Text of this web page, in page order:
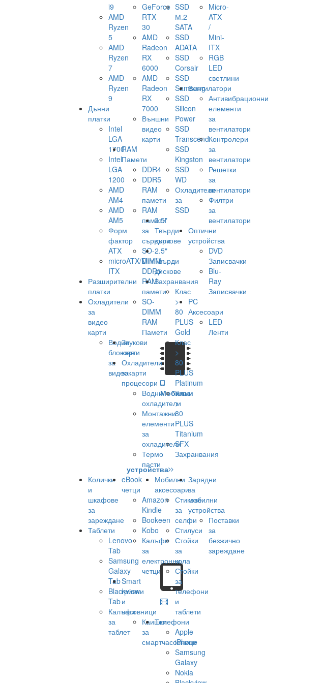
i9
AMD
Ryzen
5
AMD
Ryzen
7
AMD
Ryzen
9
Дънни
платки
Intel
LGA
1700
Intel
LGA
1200
AMD
AM4
AMD
AM5
Форм
фактор
ATX
microATX/Mini-
ITX
Разширителни
платки
Охладители
за
видео
карти
Водни
блокове
за
видеокарти
GeForce
RTX
30
AMD
Radeon
RX
6000
AMD
Radeon
RX
7000
Външни
видео
карти
RAM
Памети
DDR4
DDR5
RAM
памети
RAM
памети
за
сървъри
SO-
DIMM
DDR5
RAM
памети
SO-
DIMM
RAM
Памети
Звукови
карти
Охладители
за
процесори
Водни
охладители
Монтажни
елементи
за
охладители
Термо
пасти
SSD
М.2
SATA
SSD
ADATA
SSD
Corsair
SSD
Samsung
SSD
Silicon
Power
SSD
Transcend
SSD
Kingston
SSD
WD
Охладители
за
SSD
3.5"
Твърди
дискове
2.5"
Твърди
дискове
Захранвания
Клас
>
80
PLUS
Gold
Клас
>
80
PLUS
Platinum
Клас
>
80
PLUS
Titanium
SFX
Захранвания
Micro-
ATX
/
Mini-
ITX
RGB
LED
светлини
Вентилатори
Антивибрационни
елементи
за
вентилатори
Контролери
за
вентилатори
Решетки
за
вентилатори
Филтри
за
вентилатори
Оптични
устройства
DVD
Записвачки
Blu-
Ray
Записвачки
PC
Аксесоари
LED
Ленти
Мобилни
устройства
Колички
и
шкафове
за
зареждане
Таблети
Lenovo
Tab
Samsung
Galaxy
Tab
Blackview
Tab
Калъфи
за
таблет
eBook
четци
Amazon
Kindle
Bookeen
Kobo
Калъфи
за
електронни
четци
Smart
гривни
и
часовници
Каишки
за
смартчасовници
Мобилни
аксесоари
Стикове
за
селфи
Стилуси
Стойки
за
кола
Стойки
за
телефони
и
таблети
Телефони
Apple
iPhone
Samsung
Galaxy
Nokia
Зарядни
за
мобилни
устройства
Поставки
за
безжично
зареждане